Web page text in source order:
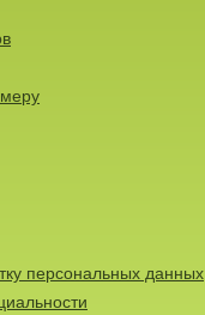
персональных данных